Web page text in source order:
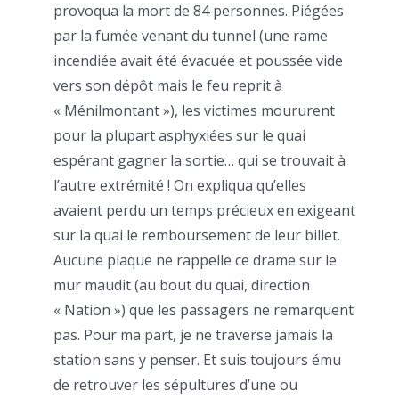
provoqua la mort de 84 personnes. Piégées
par la fumée venant du tunnel (une rame
incendiée avait été évacuée et poussée vide
vers son dépôt mais le feu reprit à
« Ménilmontant »), les victimes moururent
pour la plupart asphyxiées sur le quai
espérant gagner la sortie… qui se trouvait à
l’autre extrémité ! On expliqua qu’elles
avaient perdu un temps précieux en exigeant
sur la quai le remboursement de leur billet.
Aucune plaque ne rappelle ce drame sur le
mur maudit (au bout du quai, direction
« Nation ») que les passagers ne remarquent
pas. Pour ma part, je ne traverse jamais la
station sans y penser. Et suis toujours ému
de retrouver les sépultures d’une ou